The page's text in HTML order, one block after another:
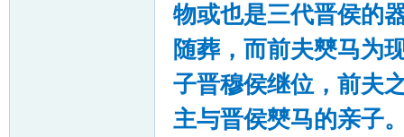
物或也是三代晋侯的
随葬，而前夫僰马为
子晋穆侯继位，前夫
主与晋侯僰马的亲子